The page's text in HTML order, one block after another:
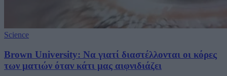
Science
Brown University: Να γιατί διαστέλλονται οι κόρες
των ματιών όταν κάτι μας αιφνιδιάζει